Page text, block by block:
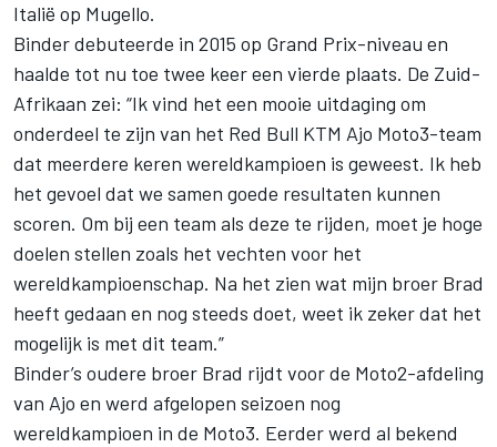
Italië op Mugello.
Binder debuteerde in 2015 op Grand Prix-niveau en
haalde tot nu toe twee keer een vierde plaats. De Zuid-
Afrikaan zei: “Ik vind het een mooie uitdaging om
onderdeel te zijn van het Red Bull KTM Ajo Moto3-team
dat meerdere keren wereldkampioen is geweest. Ik heb
het gevoel dat we samen goede resultaten kunnen
scoren. Om bij een team als deze te rijden, moet je hoge
doelen stellen zoals het vechten voor het
wereldkampioenschap. Na het zien wat mijn broer Brad
heeft gedaan en nog steeds doet, weet ik zeker dat het
mogelijk is met dit team.”
Binder’s oudere broer Brad rijdt voor de Moto2-afdeling
van Ajo en werd afgelopen seizoen nog
wereldkampioen in de Moto3. Eerder werd al bekend